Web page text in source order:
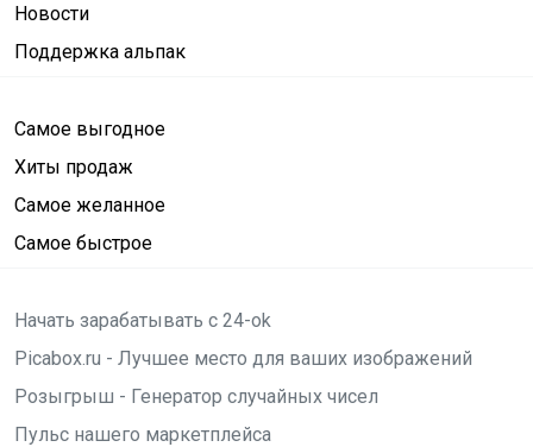
Новости
Поддержка альпак
Самое выгодное
Хиты продаж
Самое желанное
Самое быстрое
Начать зарабатывать с 24-ok
Picabox.ru - Лучшее место для ваших изображений
Розыгрыш - Генератор случайных чисел
Пульс нашего маркетплейса